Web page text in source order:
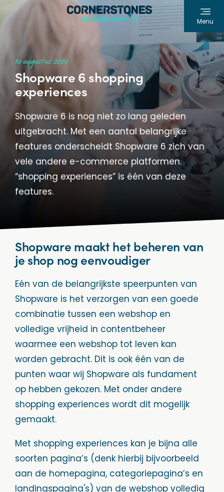
Menu
10 augustus 2020
Shopware 6 shopping
experiences
Shopware 6 is nog niet zo lang geleden
uitgebracht. Met een aantal belangrijke
features onderscheidt Shopware 6 zich van
vele andere e-commerce platformen.
“shopping experiences” is één van deze
features.
Shopware maakt het beheren van
je shop nog eenvoudiger
Eén van de belangrijkste speerpunten van
Shopware is het verzorgen van een goede
combinatie tussen een webshop en
volledige vrijheid in contentbeheer
waarmee een webshop tot leven kan
worden gebracht. Dit is ook één van de
punten waar wij Shopware als fundament
op hebben gekozen. Met onder andere
shopping experiences wordt dit mogelijk
gemaakt.
Met shopping experiences kan je bijna alle
soorten pagina’s (denk hierbij bijvoorbeeld
aan de homepagina, categoriepagina’s en
landingspagina's) van de webshop volledig